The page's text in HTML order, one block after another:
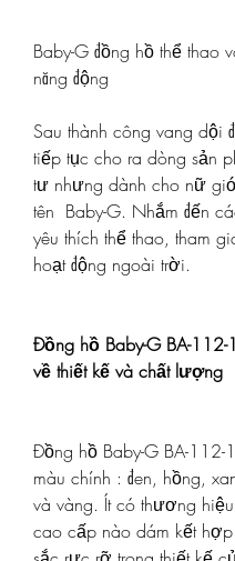
Baby-G đồng hồ thể thao
năng động
Sau thành công vang dội
tiếp tục cho ra dòng sản
tư nhưng dành cho nữ
tên  Baby-G. Nhắm đến
yêu thích thể thao, tham
hoạt động ngoài trời.
Đồng hồ Baby-G BA-112-
về thiết kế và chất lượng
Đồng hồ Baby-G BA-112-
màu chính : đen, hồng,
và vàng. Ít có thương
cao cấp nào dám kết